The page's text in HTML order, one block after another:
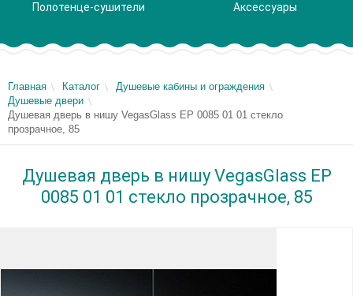
Полотенце-сушители Аксессуары
Главная Каталог
Душевые кабины и ограждения
Душевые двери
Душевая дверь в нишу VegasGlass EP 0085 01 01 стекло
прозрачное, 85
Душевая дверь в нишу VegasGlass EP
0085 01 01 стекло прозрачное, 85